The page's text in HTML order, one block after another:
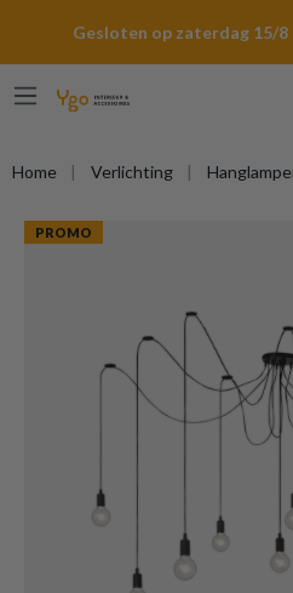
Gesloten op zaterdag 15/8
Home Verlichting
PROMO